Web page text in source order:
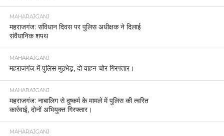
MAHARAJGANJ
महराजगंज: संविधान दिवस पर पुलिस अधीक्षक ने दिलाई
संवैधानिक शपथ
MAHARAJGANJ
महराजगंज में पुलिस मुठभेड़, दो वाहन चोर गिरफ्तार।
MAHARAJGANJ
महराजगंज: नाबालिग से दुष्कर्म के मामले में पुलिस की त्वरित
कार्रवाई, दोनों अभियुक्त गिरफ्तार।
MAHARAJGANJ